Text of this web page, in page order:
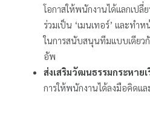
โอกาสให้พนักงานได้แลกเปลี่
ร่วมเป็น ‘เมนเทอร์’ และทำ
ในการสนับสนุนทีมแบบเดียว
อัพ
ส่งเสริมวัฒนธรรมกระหาย
การให้พนักงานได้ลงมือคิดแ